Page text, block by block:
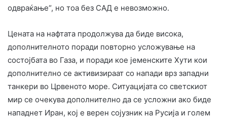
одвраќање“, но тоа без САД е невозможно.
Цената на нафтата продолжува да биде висока,
дополнителното поради повторно усложување на
состојбата во Газа, и поради кое јеменските Хути кои
дополнително се активизираат со напади врз западни
танкери во Црвеното море. Ситуацијата со светскиот
мир се очекува дополнително да се усложни ако биде
нападнет Иран, кој е верен сојузник на Русија и голем